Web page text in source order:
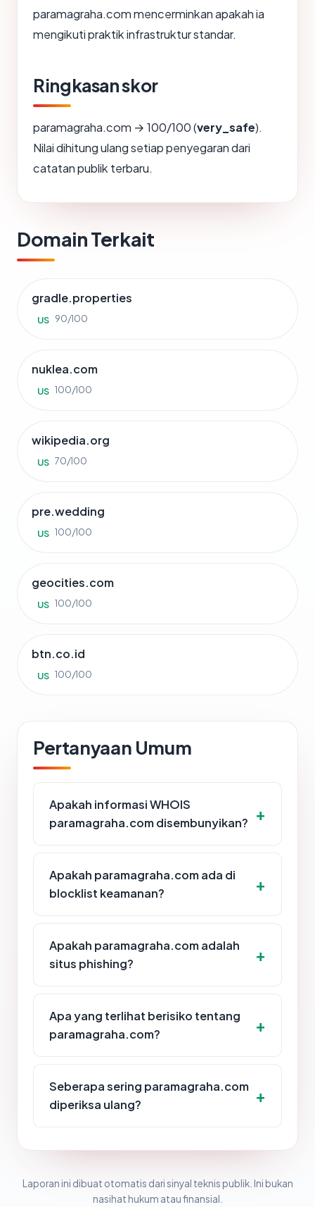
paramagraha.com mencerminkan apakah ia
mengikuti praktik infrastruktur standar.
Ringkasan skor
paramagraha.com → 100/100 (very_safe).
Nilai dihitung ulang setiap penyegaran dari
catatan publik terbaru.
Domain Terkait
gradle.properties
US 90/100
nuklea.com
US 100/100
wikipedia.org
US 70/100
pre.wedding
US 100/100
geocities.com
US 100/100
btn.co.id
US 100/100
Pertanyaan Umum
Apakah informasi WHOIS
paramagraha.com disembunyikan?
Apakah paramagraha.com ada di
blocklist keamanan?
Apakah paramagraha.com adalah
situs phishing?
Apa yang terlihat berisiko tentang
paramagraha.com?
Seberapa sering paramagraha.com
diperiksa ulang?
Laporan ini dibuat otomatis dari sinyal teknis publik. Ini bukan
nasihat hukum atau finansial.